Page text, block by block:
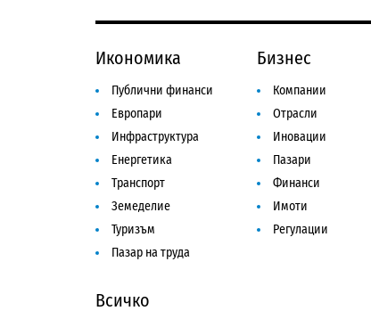
Икономика
Публични финанси
Европари
Инфраструктура
Енергетика
Транспорт
Земеделие
Туризъм
Пазар на труда
Бизнес
Компании
Отрасли
Иновации
Пазари
Финанси
Имоти
Регулации
Всичко